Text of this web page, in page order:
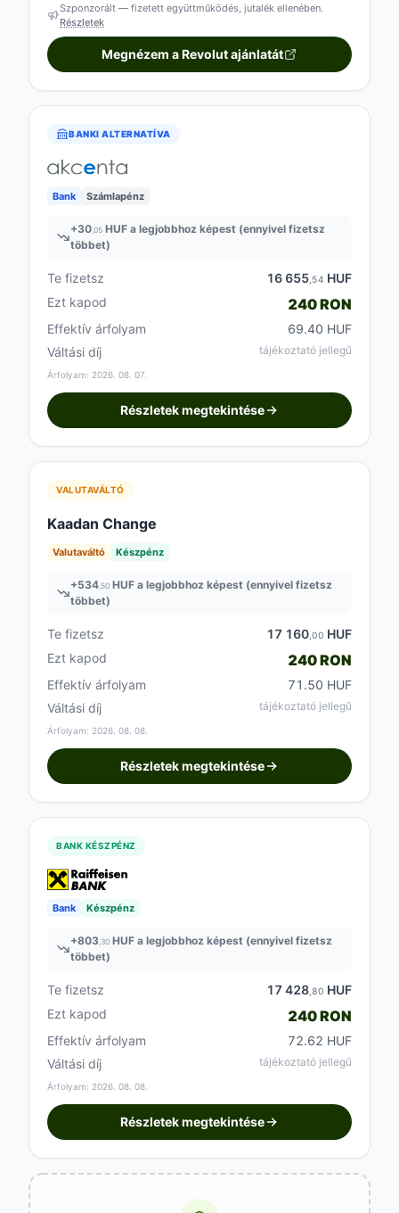
Szponzorált — fizetett együttműködés, jutalék ellenében.
Részletek
Megnézem a Revolut ajánlatát
BANKI ALTERNATÍVA
Bank Számlapénz
+30 ,05 HUF a legjobbhoz képest (ennyivel fizetsz
többet)
Te fizetsz 16 655 ,54 HUF
Ezt kapod
240 RON
Effektív árfolyam
69.40 HUF
Váltási díj
tájékoztató jellegű
Árfolyam: 2026. 08. 07.
Részletek megtekintése
VALUTAVÁLTÓ
Kaadan Change
Valutaváltó Készpénz
+534 ,50 HUF a legjobbhoz képest (ennyivel fizetsz
többet)
Te fizetsz 17 160 ,00 HUF
Ezt kapod
240 RON
Effektív árfolyam
71.50 HUF
Váltási díj
tájékoztató jellegű
Árfolyam: 2026. 08. 08.
Részletek megtekintése
BANK KÉSZPÉNZ
Bank Készpénz
+803 ,30 HUF a legjobbhoz képest (ennyivel fizetsz
többet)
Te fizetsz 17 428 ,80 HUF
Ezt kapod
240 RON
Effektív árfolyam
72.62 HUF
Váltási díj
tájékoztató jellegű
Árfolyam: 2026. 08. 08.
Részletek megtekintése